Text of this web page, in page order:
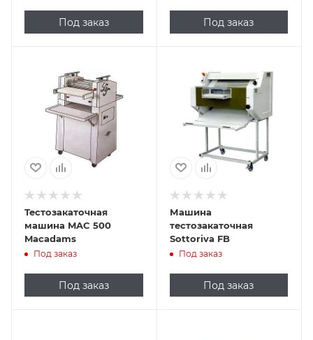
Под заказ Под заказ
Тестозакаточная
машина MAC 500
Macadams
Под заказ
Под заказ
Машина
тестозакаточная
Sottoriva FB
Под заказ
Под заказ